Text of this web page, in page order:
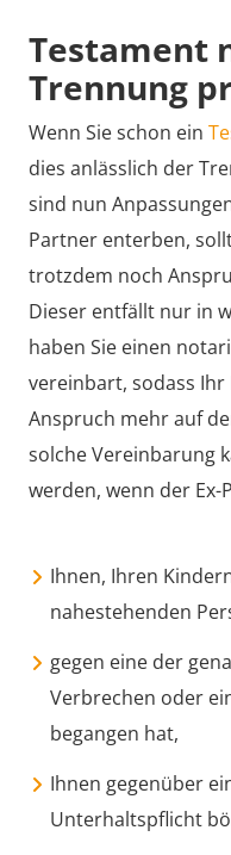
Testament
Trennung
Wenn Sie schon ein
dies anlässlich der
sind nun
Partner enterben,
trotzdem noch
Dieser entfällt nur in
haben Sie einen
vereinbart, sodass
Anspruch mehr auf
solche Vereinbarung
werden, wenn der Ex-
Ihnen, Ihren
nahestehenden
gegen eine der
Verbrechen oder
begangen hat,
Ihnen gegenüber
Unterhaltspflicht